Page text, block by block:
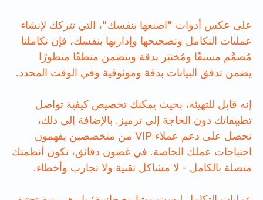
على عكس أدوات "اصنعها بنفسك"، التي تتركك لإنشاء
عمليات التكامل وتصحيحها وإدارتها بنفسك، فإن تكاملنا
مُصمَّم مسبقًا ومُختبَر بدقة ويتضمن منطقًا متطورًا
يضمن تدفق البيانات بدقة وموثوقية وفي الوقت المحدد.
إنه قابل للتهيئة، بحيث يمكنك تخصيص كيفية تواصل
تطبيقاتك دون الحاجة إلى ترميز. بالإضافة إلى ذلك،
تحصل على دعم عملاء VIP من متخصصين يفهمون
احتياجات عملك الخاصة. في غضون دقائق، تكون أنظمتك
متصلة بالكامل - لا مشاكل تقنية ولا تجارب وأخطاء.